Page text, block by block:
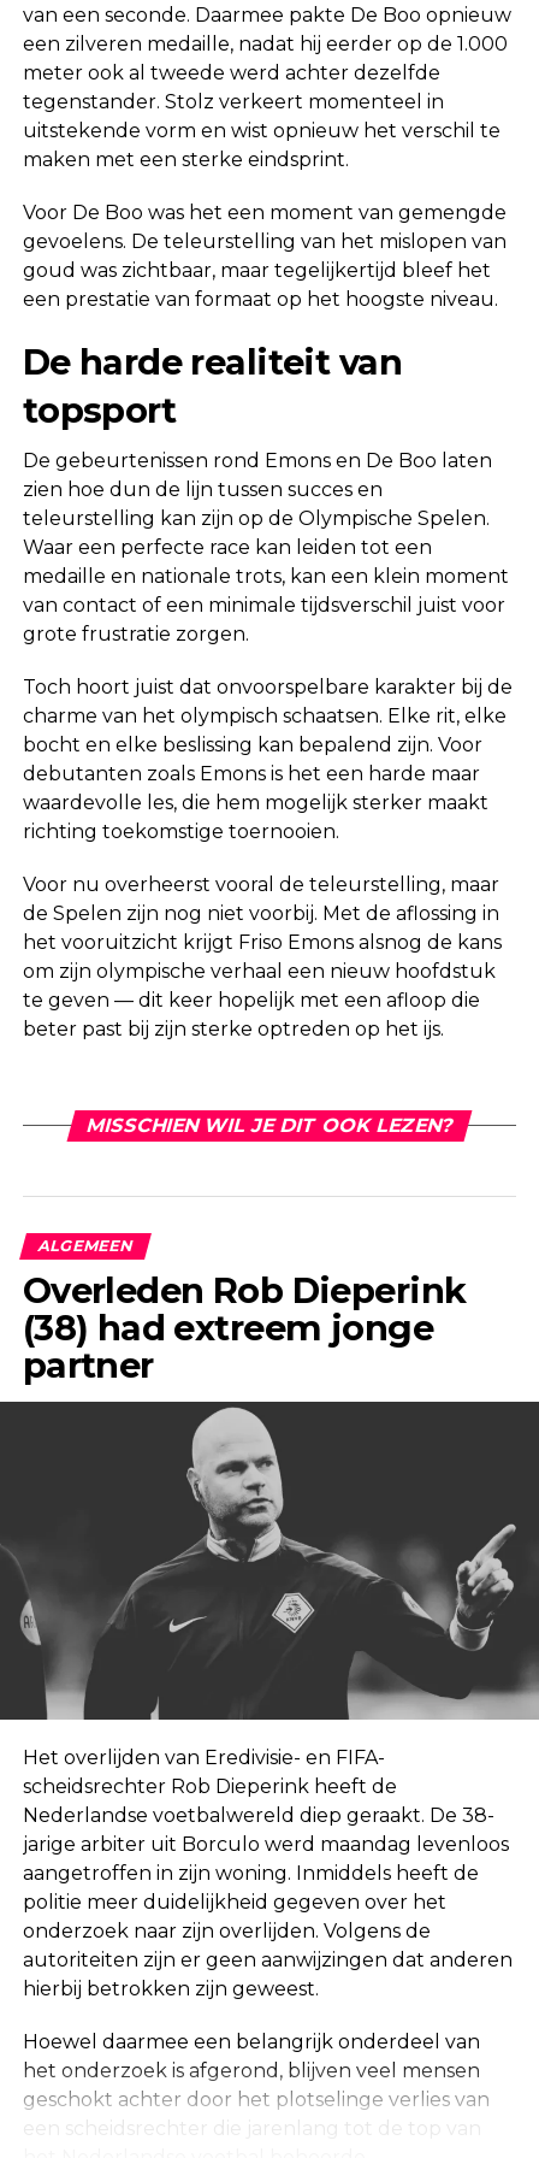
van een seconde. Daarmee pakte De Boo opnieuw
een zilveren medaille, nadat hij eerder op de 1.000
meter ook al tweede werd achter dezelfde
tegenstander. Stolz verkeert momenteel in
uitstekende vorm en wist opnieuw het verschil te
maken met een sterke eindsprint.
Voor De Boo was het een moment van gemengde
gevoelens. De teleurstelling van het mislopen van
goud was zichtbaar, maar tegelijkertijd bleef het
een prestatie van formaat op het hoogste niveau.
De harde realiteit van
topsport
De gebeurtenissen rond Emons en De Boo laten
zien hoe dun de lijn tussen succes en
teleurstelling kan zijn op de Olympische Spelen.
Waar een perfecte race kan leiden tot een
medaille en nationale trots, kan een klein moment
van contact of een minimale tijdsverschil juist voor
grote frustratie zorgen.
Toch hoort juist dat onvoorspelbare karakter bij de
charme van het olympisch schaatsen. Elke rit, elke
bocht en elke beslissing kan bepalend zijn. Voor
debutanten zoals Emons is het een harde maar
waardevolle les, die hem mogelijk sterker maakt
richting toekomstige toernooien.
Voor nu overheerst vooral de teleurstelling, maar
de Spelen zijn nog niet voorbij. Met de aflossing in
het vooruitzicht krijgt Friso Emons alsnog de kans
om zijn olympische verhaal een nieuw hoofdstuk
te geven — dit keer hopelijk met een afloop die
beter past bij zijn sterke optreden op het ijs.
MISSCHIEN WIL JE DIT OOK LEZEN?
ALGEMEEN
Overleden Rob Dieperink
(38) had extreem jonge
partner
Het overlijden van Eredivisie- en FIFA-
scheidsrechter Rob Dieperink heeft de
Nederlandse voetbalwereld diep geraakt. De 38-
jarige arbiter uit Borculo werd maandag levenloos
aangetroffen in zijn woning. Inmiddels heeft de
politie meer duidelijkheid gegeven over het
onderzoek naar zijn overlijden. Volgens de
autoriteiten zijn er geen aanwijzingen dat anderen
hierbij betrokken zijn geweest.
Hoewel daarmee een belangrijk onderdeel van
het onderzoek is afgerond, blijven veel mensen
geschokt achter door het plotselinge verlies van
een scheidsrechter die jarenlang tot de top van